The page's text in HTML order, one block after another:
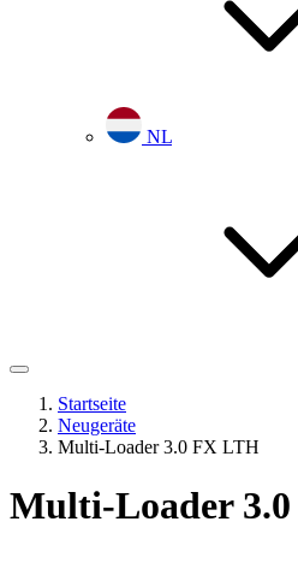
NL
Startseite
Neugeräte
Multi-Loader 3.0 FX LTH
Multi-Loader